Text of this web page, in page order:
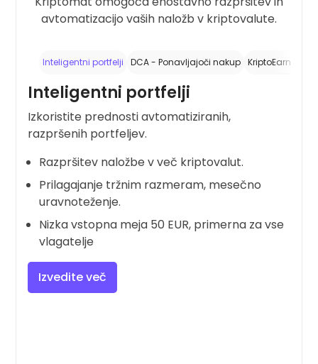
avtomatizacijo vaših naložb v kriptovalute.
Inteligentni portfelji DCA - Ponavljajoči nakup KriptoEarn -
Inteligentni portfelji
Izkoristite prednosti avtomatiziranih,
razpršenih portfeljev.
Razpršitev naložbe v več kriptovalut.
Prilagajanje tržnim razmeram, mesečno
uravnoteženje.
Nizka vstopna meja 50 EUR, primerna za vse
vlagatelje
Izvedite več